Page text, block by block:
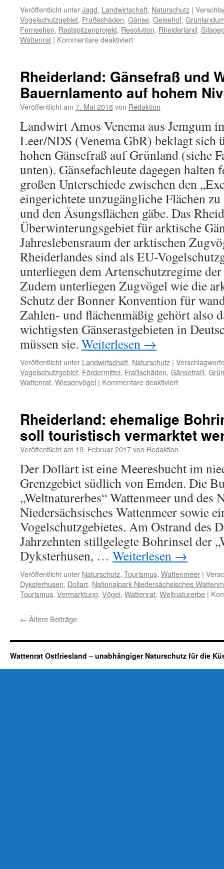
Veröffentlicht unterJagd, Landwirtschaft, Naturschutz |
Vogelschutzgebiet, Fraßschäden, Gänse, Geisehof,
Fernsehen, Rastspitzenprojekt, Resolution, Rheiderland,
Wattenrat | Kommentare deaktiviertfür
Gänse
in
Ostfriesland
Rheiderland: Gänsefraß und
Bauernlamento auf hohem
Veröffentlicht am 7. Mai 2018von Redaktion
Landwirt Amos Venema aus Jemgum
Leer/NDS (Venema GbR) beklagt sich
hohen Gänsefraß auf Grünland (siehe
unten). Gänsefachleute dagegen halten
großen Unterschiede zwischen den
eingerichtete unzugängliche Flächen
und den Äsungsflächen gäbe. Das
Überwinterungsgebiet für arktische
Jahreslebensraum der arktischen
Rheiderlandes sind als EU-
unterliegen dem Artenschutzregime
Zudem unterliegen Zugvögel wie die
Schutz der Bonner Konvention für
Zahlen- und flächenmäßig gehört also
wichtigsten Gänserastgebieten in
müssen sie. Weiterlesen →
Veröffentlicht unter Landwirtschaft, Naturschutz |
Vogelschutzgebiet, Fördermittel, Fraßschäden, Gänsefraß,
Wattenrat, Wiesenvögel | Kommentare deaktiviertfür
Wiesenvögel
–
auf
Niveau
Rheiderland: ehemalige
soll touristisch vermarktet
Veröffentlicht am 19. Februar 2017von Redaktion
Der Dollart ist eine Meeresbucht im
Grenzgebiet südlich von Emden. Die
„Weltnaturerbes“ Wattenmeer und des
Niedersächsisches Wattenmeer sowie
Vogelschutzgebietes. Am Ostrand des
Jahrzehnten stillgelegte Bohrinsel der
Dyksterhusen, … Weiterlesen →
Veröffentlicht unter Naturschutz, Tourismus, Wattenmeer |
Dyksterhusen, Dollart, Nationalpark Niedersächsisches
Tourismus, Vermarktung, Vögel, Wattenrat, Weltnaturerbe |
← Ältere Beiträge
Wattenrat Ostfriesland – unabhängiger Naturschutz für die